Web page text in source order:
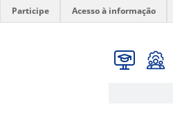
Participe Acesso à informação